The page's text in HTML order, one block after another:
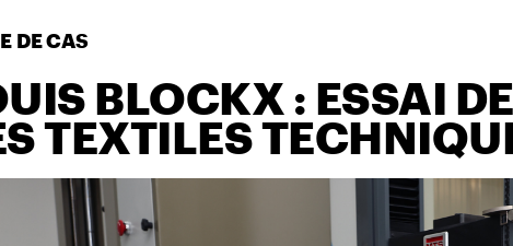
DE CAS
BLOCKX : ESSAI
TEXTILES